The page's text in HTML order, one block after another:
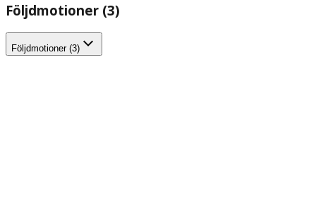
Följdmotioner (3)
Följdmotioner (3)